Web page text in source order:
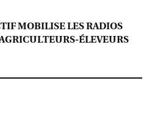
MOBILISE LES RADIOS
ÉLEVEURS